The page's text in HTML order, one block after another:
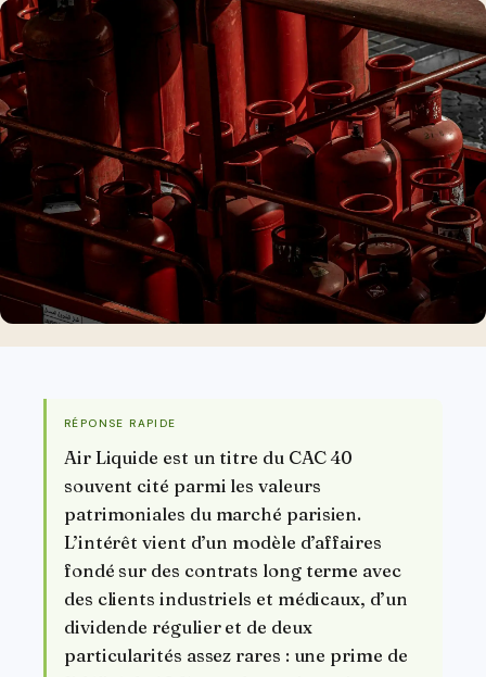
RÉPONSE RAPIDE
Air Liquide est un titre du CAC 40
souvent cité parmi les valeurs
patrimoniales du marché parisien.
L’intérêt vient d’un modèle d’affaires
fondé sur des contrats long terme avec
des clients industriels et médicaux, d’un
dividende régulier et de deux
particularités assez rares : une prime de